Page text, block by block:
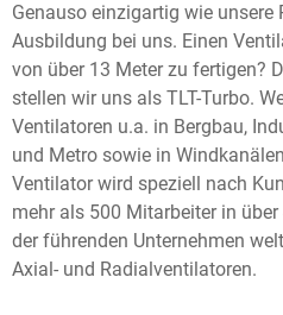
Genauso einzigartig wie unsere
Ausbildung bei uns. Einen
von über 13 Meter zu fertigen?
stellen wir uns als TLT-Turbo.
Ventilatoren u.a. in Bergbau,
und Metro sowie in
Ventilator wird speziell nach
mehr als 500 Mitarbeiter in
der führenden Unternehmen
Axial- und Radialventilatoren.